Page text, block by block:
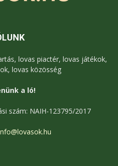
lovas piactér, lovas játékok,
lovas közösség
a ló!
szám: NAIH-123795/2017